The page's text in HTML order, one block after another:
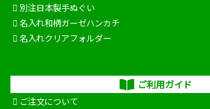
別注日本製手ぬぐい
名入れ和柄ガーゼハンカチ
名入れクリアフォルダー
ご利用ガイド
ご注文について